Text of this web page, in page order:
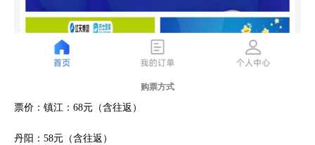
购票方式
票价：镇江：68元（含往返）
丹阳：58元（含往返）